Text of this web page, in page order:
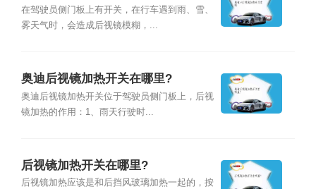
在驾驶员侧门板上有开关，在行车遇到雨、雪、
雾天气时，会造成后视镜模糊，...
奥迪后视镜加热开关在哪里?
奥迪后视镜加热开关位于驾驶员侧门板上，后视
镜加热的作用：1、雨天行驶时...
后视镜加热开关在哪里?
后视镜加热应该是和后挡风玻璃加热一起的，按